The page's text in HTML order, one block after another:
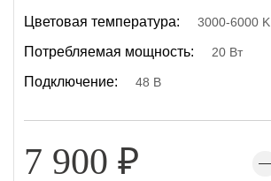
Цветовая температура: 3000-6000 K
Потребляемая мощность: 20 Вт
Подключение: 48 В
7 900 ₽